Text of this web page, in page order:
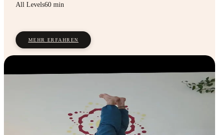
All Levels60 min
MEHR ERFAHREN